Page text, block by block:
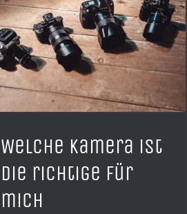
Welche Kamera ist
die richtige für
mich
Was macht ein gutes Foto aus?